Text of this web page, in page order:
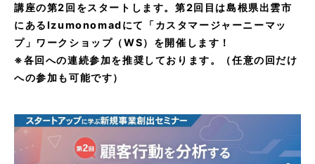
講座の第2回をスタートします。第2回目は島根県出雲市
にあるIzumonomadにて「カスタマージャーニーマッ
プ」ワークショップ（WS）を開催します！
※各回への連続参加を推奨しております。（任意の回だけ
への参加も可能です）